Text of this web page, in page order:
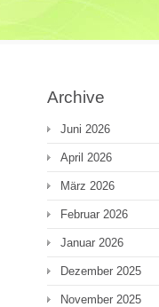
Archive
Juni 2026
April 2026
März 2026
Februar 2026
Januar 2026
Dezember 2025
November 2025